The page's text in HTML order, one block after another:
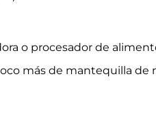
o procesador de
más de mantequilla de